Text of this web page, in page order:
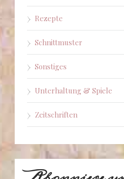
Rezepte
Schnittmuster
Sonstiges
Unterhaltung & Spiele
Zeitschriften